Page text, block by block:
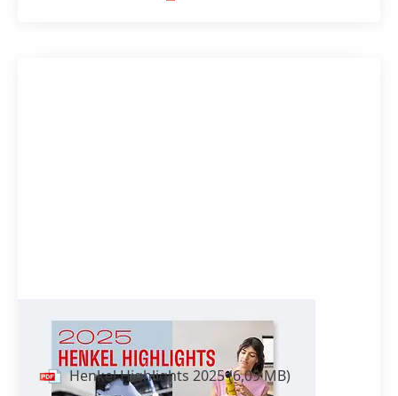
Henkel Highlights 2025
Henkel Highlights 2025(6,09 MB)